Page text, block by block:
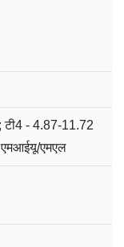
टी4 - 4.87-11.72
एमएल